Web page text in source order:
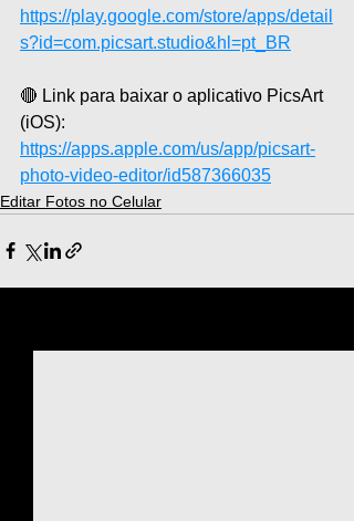
https://play.google.com/store/apps/detail
s?id=com.picsart.studio&hl=pt_BR
🔴 Link para baixar o aplicativo PicsArt
(iOS):
https://apps.apple.com/us/app/picsart-
photo-video-editor/id587366035
Editar Fotos no Celular